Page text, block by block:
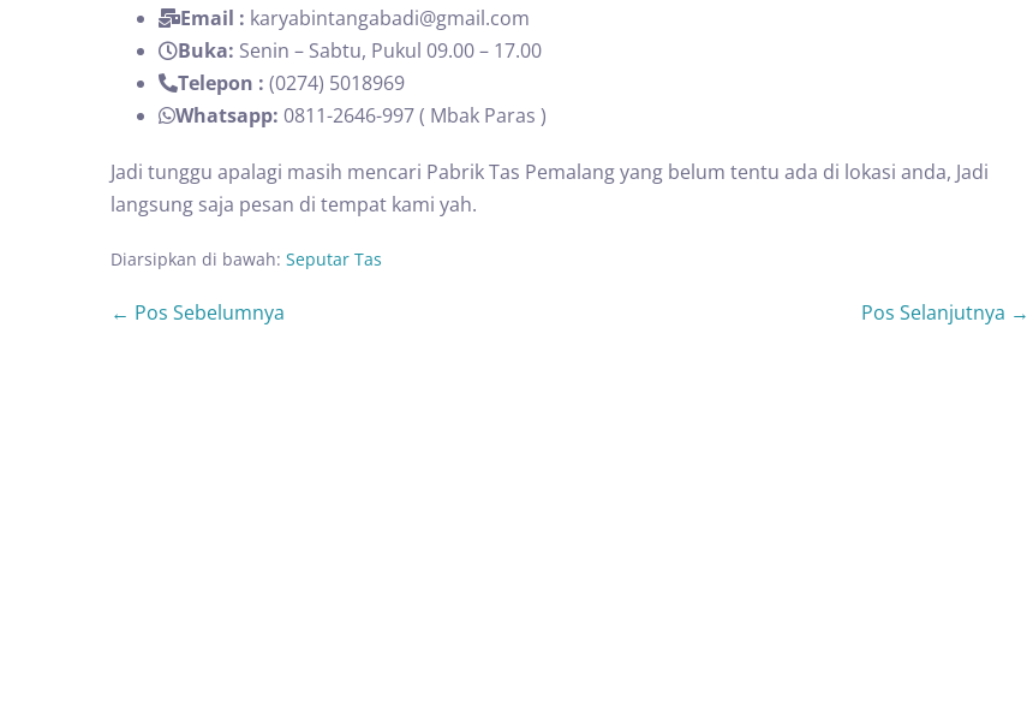
Email : karyabintangabadi@gmail.com
Buka: Senin – Sabtu, Pukul 09.00 – 17.00
Telepon : (0274) 5018969
Whatsapp: 0811-2646-997 ( Mbak Paras )
Jadi tunggu apalagi masih mencari Pabrik Tas Pemalang yang belum tentu ada di lokasi anda, Jadi
langsung saja pesan di tempat kami yah.
Diarsipkan di bawah: Seputar Tas
← Pos Sebelumnya Pos Selanjutnya →